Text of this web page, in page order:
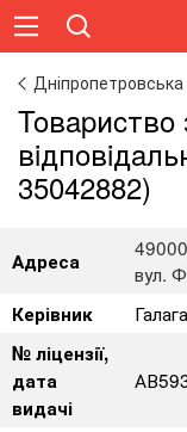
35042882)
Адреса
вул.
Керівник
№ ліцензії,
дата
видачі